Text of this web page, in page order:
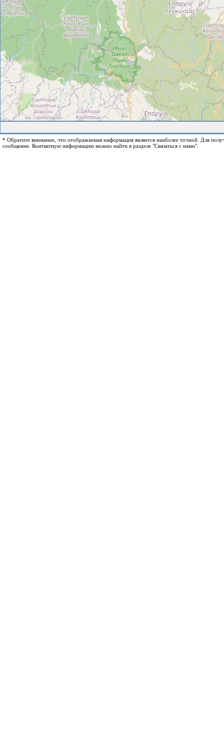
* Обратите внимание, что отображаемая информация является наиболее точной. Для
сообщение. Контактную информацию можно найти в разделе "Связаться с нами".